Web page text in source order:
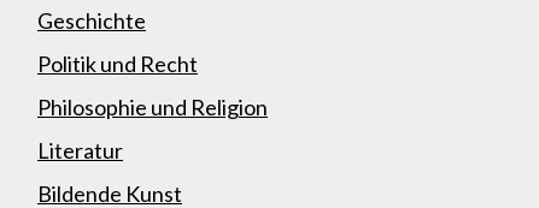
Geschichte
Politik und Recht
Philosophie und Religion
Literatur
Bildende Kunst